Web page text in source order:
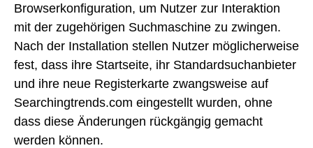
Browserkonfiguration, um Nutzer zur Interaktion
mit der zugehörigen Suchmaschine zu zwingen.
Nach der Installation stellen Nutzer möglicherweise
fest, dass ihre Startseite, ihr Standardsuchanbieter
und ihre neue Registerkarte zwangsweise auf
Searchingtrends.com eingestellt wurden, ohne
dass diese Änderungen rückgängig gemacht
werden können.